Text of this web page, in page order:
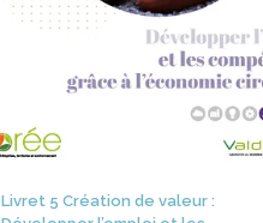
Livret 5 Création de valeur :